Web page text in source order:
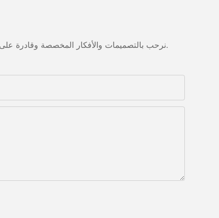
نرحب بالتصميمات والأفكار المخصصة وقادرة على تلبية المتطلبات المحددة. لمزيد من المعلومات، يرجى زيارة الموقع الإلكتروني أو الاتصال بنا مباشرة مع أسئلة أو استفسارات.